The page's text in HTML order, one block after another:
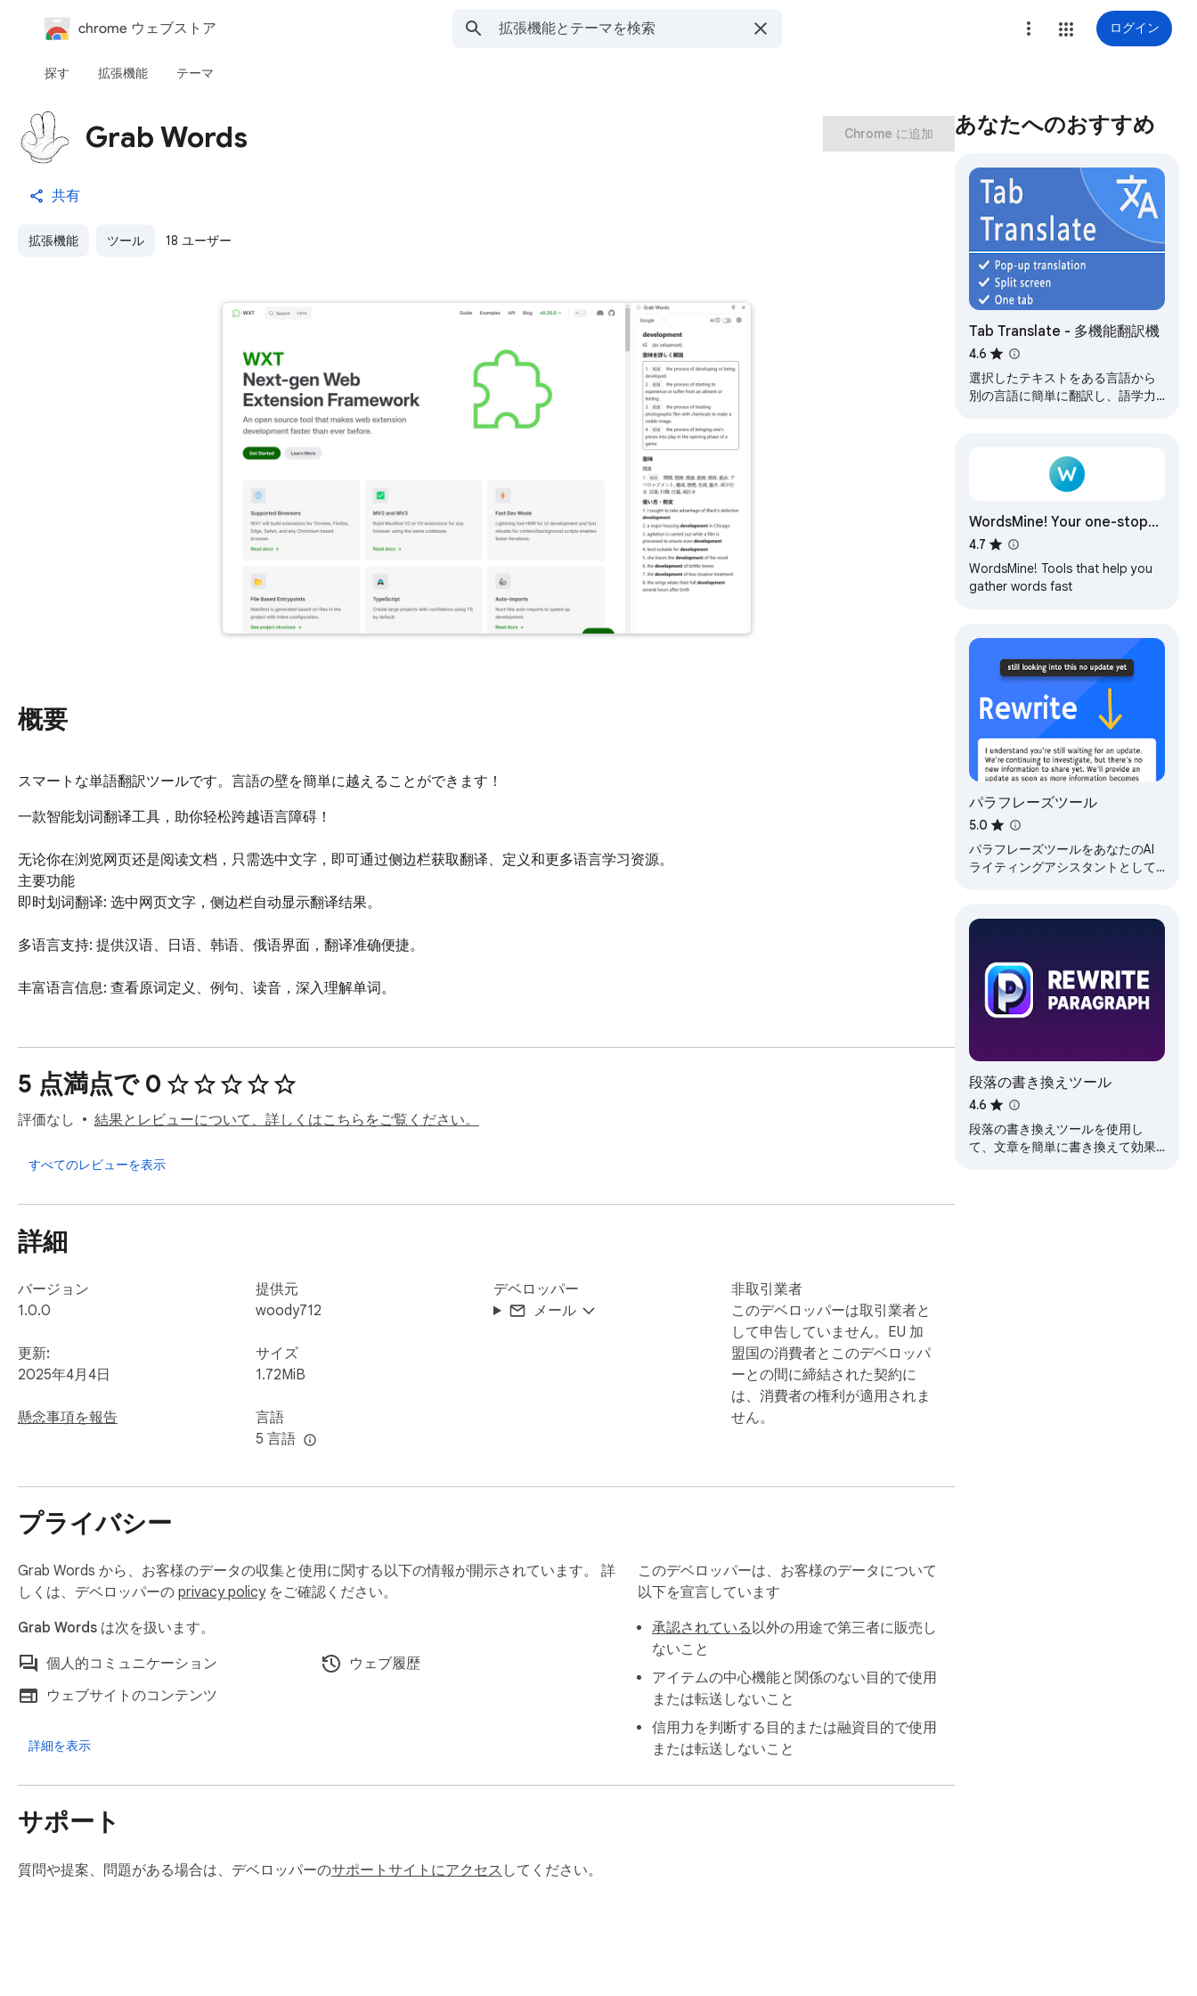
chrome ウェブストア ログイン
探す 拡張機能 テーマ
Grab Words
共有
拡張機能 ツール 18 ユーザー
Chrome に追加
概要
スマートな単語翻訳ツールです。言語の壁を簡単に越えることができます！
一款智能划词翻译工具，助你轻松跨越语言障碍！
无论你在浏览网页还是阅读文档，只需选中文字，即可通过侧边栏获取翻译、定义和更多语言学习资源。
主要功能
即时划词翻译: 选中网页文字，侧边栏自动显示翻译结果。
多语言支持: 提供汉语、日语、韩语、俄语界面，翻译准确便捷。
丰富语言信息: 查看原词定义、例句、读音，深入理解单词。
使用场景
正在阅读外文网页却遇到生词？学习语言需要例句和发音？这款插件适合学生、职场人士和语言爱好者，帮你快速理解内容，提升阅读效率。
独特优势
灵活的AI翻译选项，满足个性化需求。
安装后，选中网页任意文字，点击浏览器右上角插件图标，侧边栏即刻展示翻译结果。想用AI翻译？在设置中输入Token即可开启。
现在就试试吧！
附加信息
联系我们：support@yourdomain.com。
5 点満点で 0
評価なし 結果とレビューについて、詳しくはこちらをご覧ください。
すべてのレビューを表示
詳細
バージョン
1.0.0
更新:
2025年4月4日
懸念事項を報告
提供元
woody712
サイズ
1.72MiB
言語
5 言語
デベロッパー
メール
非取引業者
このデベロッパーは取引業者と
して申告していません。EU 加
盟国の消費者とこのデベロッパ
ーとの間に締結された契約に
は、消費者の権利が適用されま
せん。
プライバシー
Grab Words から、お客様のデータの収集と使用に関する以下の情報が開示されています。 詳
しくは、デベロッパーの privacy policyをご確認ください。
Grab Words は次を扱います。
個人的コミュニケーション
ウェブ履歴
ウェブサイトのコンテンツ
詳細を表示
このデベロッパーは、お客様のデータについて
以下を宣言しています
承認されている以外の用途で第三者に販売し
ないこと
アイテムの中心機能と関係のない目的で使用
または転送しないこと
信用力を判断する目的または融資目的で使用
または転送しないこと
サポート
質問や提案、問題がある場合は、デベロッパーのサポートサイトにアクセス してください。
あなたへのおすすめ
Tab Translate - 多機能翻訳機
4.6
選択したテキストをある言語から
別の言語に簡単に翻訳し、語学力
WordsMine! Your one-stop
solution for vocabulary
4.7
WordsMine! Tools that help you
gather words fast
パラフレーズツール
5.0
パラフレーズツールをあなたのAI
ライティングアシスタントとして
化、強化、そしてパラフレーズで
段落の書き換えツール
4.6
段落の書き換えツールを使用し
て、文章を簡単に書き換えて効果